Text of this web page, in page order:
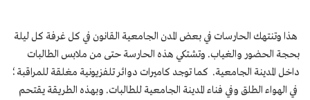
هذا وتنتهك الحارسات في بعض المدن الجامعية القانون في كل غرفة كل ليلة
بحجة الحضور والغياب. وتشتكي هذه الحارسة حتى من ملابس الطالبات
داخل المدينة الجامعية. كما توجد كاميرات دوائر تلفزيونية مغلقة للمراقبة؛
في الهواء الطلق وفي فناء المدينة الجامعية للطالبات. وبهذه الطريقة يقتحم